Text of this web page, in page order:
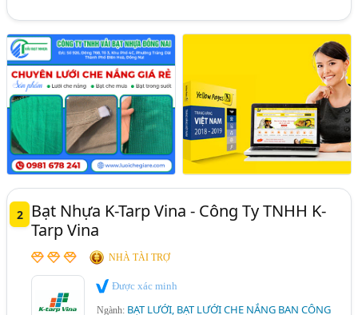
2
Bạt Nhựa K-Tarp Vina - Công Ty TNHH K-
Tarp Vina
NHÀ TÀI TRỢ
Được xác minh
Ngành: BẠT LƯỚI, BẠT LƯỚI CHE NẮNG BAN CÔNG